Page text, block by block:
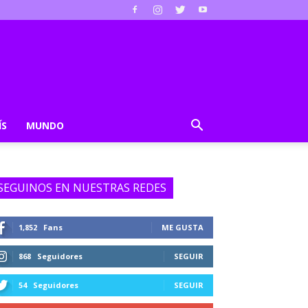
MUNDO
EN NUESTRAS REDES
1,852 Fans ME GUSTA
868 Seguidores SEGUIR
54 Seguidores SEGUIR